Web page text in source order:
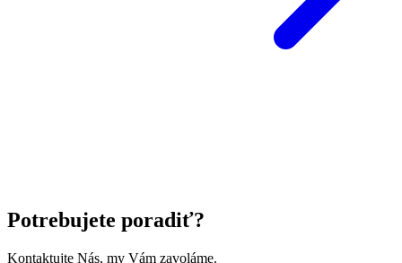
Potrebujete poradiť?
Kontaktujte Nás, my Vám zavoláme.